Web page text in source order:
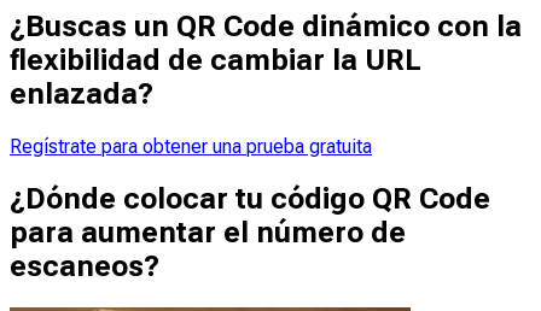
¿Buscas un QR Code dinámico con la
flexibilidad de cambiar la URL
enlazada?
Regístrate para obtener una prueba gratuita
¿Dónde colocar tu código QR Code
para aumentar el número de
escaneos?